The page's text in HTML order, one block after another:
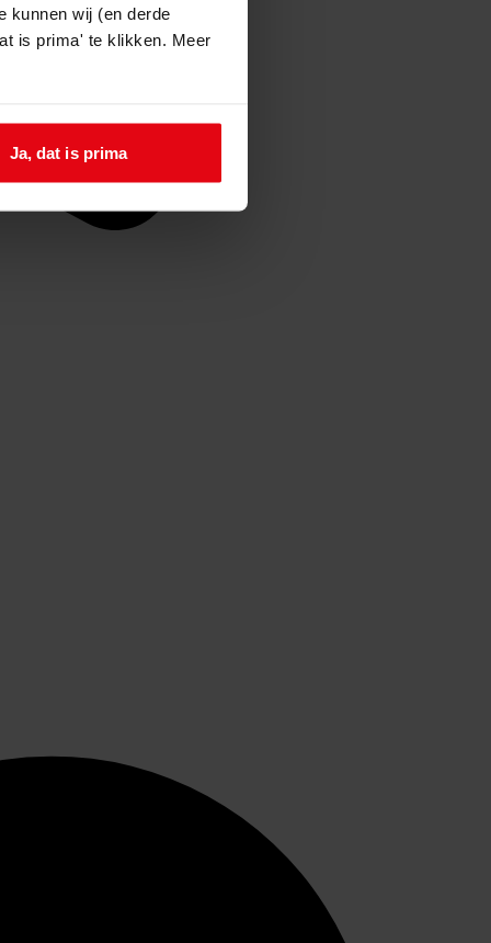
kunnen wij (en derde
is prima' te klikken. Meer
Ja, dat is prima